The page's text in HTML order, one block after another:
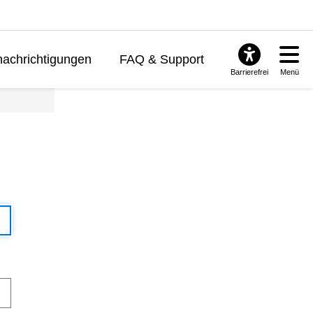
FAQ & Support
Barrierefrei Menü